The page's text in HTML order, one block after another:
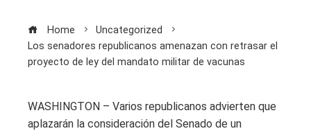
Home
Uncategorized
Los senadores republicanos amenazan con retrasar el
proyecto de ley del mandato militar de vacunas
WASHINGTON – Varios republicanos advierten que
aplazarán la consideración del Senado de un